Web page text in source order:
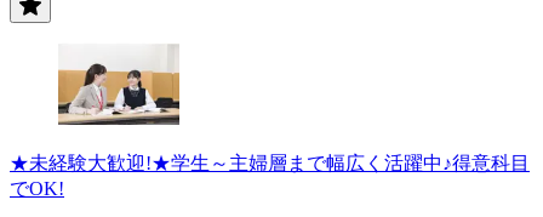
★未経験大歓迎!★学生～主婦層まで幅広く活躍中♪得意科目
でOK!